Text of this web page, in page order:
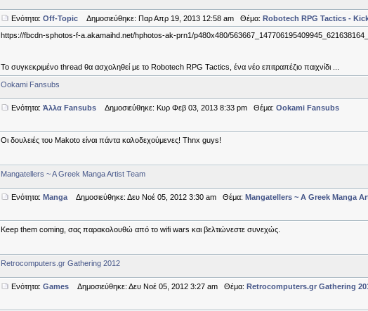
Ενότητα: Off-TopicΔημοσιεύθηκε: Παρ Απρ 19, 2013 12:58 am Θέμα: Robotech RPG Tactics -
https://fbcdn-sphotos-f-a.akamaihd.net/hphotos-ak-prn1/p480x480/
Το συγκεκριμένο thread θα ασχοληθεί με το Robotech RPG Tactics, ένα νέο επιτραπέζιο παιχνίδι ...
Ookami Fansubs
Ενότητα: Άλλα FansubsΔημοσιεύθηκε: Κυρ Φεβ 03, 2013 8:33 pm Θέμα: Ookami Fansubs
Οι δουλειές του Makoto είναι πάντα καλοδεχούμενες! Thnx guys!
Mangatellers ~ A Greek Manga Artist Team
Ενότητα: MangaΔημοσιεύθηκε: Δευ Νοέ 05, 2012 3:30 am Θέμα: Mangatellers ~ A Greek Manga
Keep them coming, σας παρακολουθώ από το wifi wars και βελτιώνεστε συνεχώς.
Retrocomputers.gr Gathering 2012
Ενότητα: GamesΔημοσιεύθηκε: Δευ Νοέ 05, 2012 3:27 am Θέμα: Retrocomputers.gr Gathering